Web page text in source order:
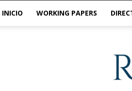
INICIO WORKING PAPERS